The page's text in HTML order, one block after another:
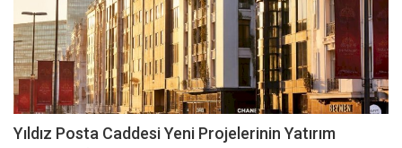
Yıldız Posta Caddesi Yeni Projelerinin Yatırım